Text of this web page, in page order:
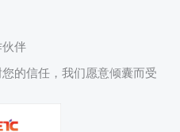
伴
的信任，我们愿意倾囊而受